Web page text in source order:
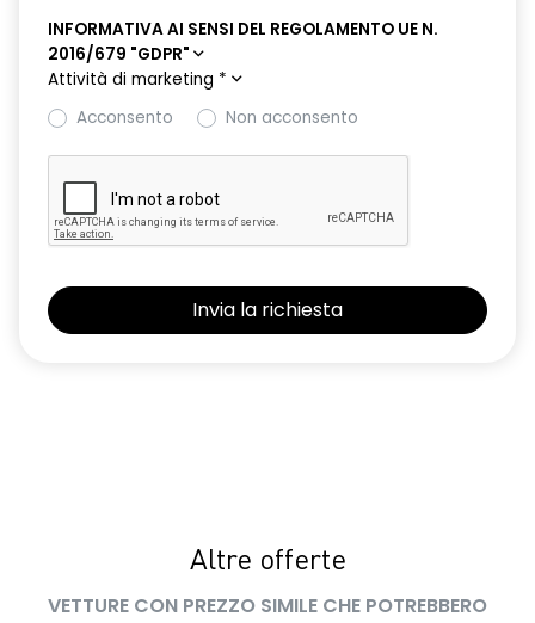
INFORMATIVA AI SENSI DEL REGOLAMENTO UE N.
2016/679 "GDPR"
Attività di marketing *
Acconsento
Non acconsento
Altre offerte
VETTURE CON PREZZO SIMILE CHE POTREBBERO